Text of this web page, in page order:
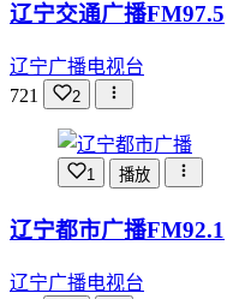
辽宁交通广播FM97.5
辽宁广播电视台
721
2
1 播放
辽宁都市广播FM92.1
辽宁广播电视台